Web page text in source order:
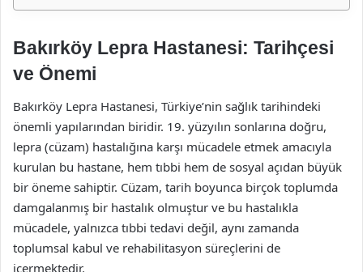
Bakırköy Lepra Hastanesi: Tarihçesi
ve Önemi
Bakırköy Lepra Hastanesi, Türkiye’nin sağlık tarihindeki
önemli yapılarından biridir. 19. yüzyılın sonlarına doğru,
lepra (cüzam) hastalığına karşı mücadele etmek amacıyla
kurulan bu hastane, hem tıbbi hem de sosyal açıdan büyük
bir öneme sahiptir. Cüzam, tarih boyunca birçok toplumda
damgalanmış bir hastalık olmuştur ve bu hastalıkla
mücadele, yalnızca tıbbi tedavi değil, aynı zamanda
toplumsal kabul ve rehabilitasyon süreçlerini de
içermektedir.